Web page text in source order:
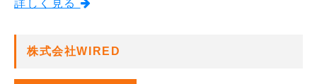
詳しく見る
株式会社WIRED